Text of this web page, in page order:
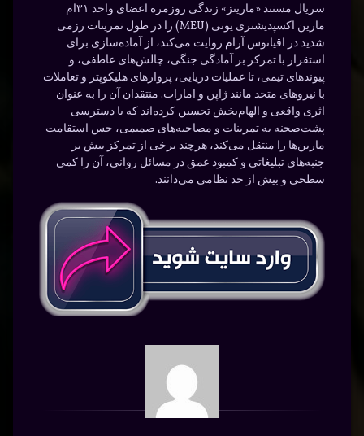
سریال مستند «مارینز» زندگی روزمره اعضای واحد ۳۱ام
مارین اکسپدیشنری یونی (MEU) را در طول تمرینات رزمی
شدید در اقیانوس آرام روایت می‌کند، از آماده‌سازی برای
استقرار با تمرکز بر آمادگی جنگی، چالش‌های عاطفی، و
پیوندهای تیمی، تا عملیات دریایی، پروازهای هلیکوپتر و تعاملات
با نیروهای متحد مانند ژاپن و امارات. منتقدان آن را به عنوان
اثری واقعی و الهام‌بخش تحسین کرده‌اند که با دسترسی
پشت‌صحنه به تمرینات و مصاحبه‌های صمیمی، حس استقامت
مارین‌ها را منتقل می‌کند، هرچند برخی از تمرکز بیش بر
جنبه‌های تبلیغاتی و کمبود عمق در مسائل روانی، آن را کمی
سطحی و بیش از حد نظامی می‌دانند.